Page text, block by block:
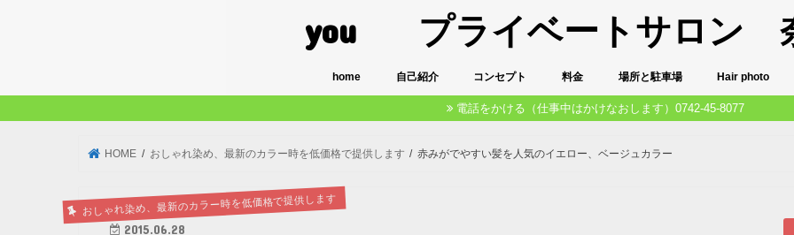
you プライベートサロン
home 自己紹介 コンセプト 料金 場所と駐車場 Hair photo
電話をかける（仕事中はかけなおします）0742-45-8077
HOME おしゃれ染め、最新のカラー時を低価格で提供します 赤みがでやすい髪を人気のイエロー、ベージュカラー
おしゃれ染め、最新のカラー時を低価格で提供します
2015.06.28